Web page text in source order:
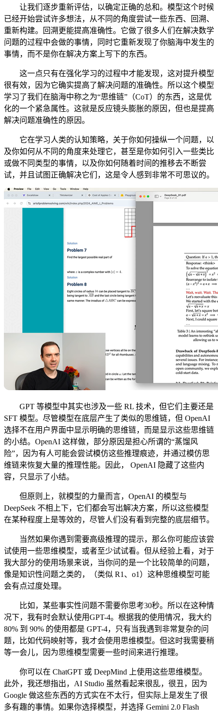
让我们逐步重新评估，以确定正确的总和。模型这个时候
已经开始尝试许多想法，从不同的角度尝试一些东西、回溯、
重新构建。回溯更能提高准确性。它做了很多人们在解决数学
问题的过程中会做的事情，同时它重新发现了你脑海中发生的
事情，而不是你在解决方案上写下的东西。
这一点只有在强化学习的过程中才能发现，这对提升模型
很有效，因为它确实提高了解决问题的准确性。所以这个模型
学习了我们在脑海中称之为“思维链”（CoT）的东西，这是优
化的一个紧急属性。这就是反应镜头膨胀的原因，但也是提高
解决问题准确性的原因。
它在学习人类的认知策略，关于你如何操纵一个问题，以
及你如何从不同的角度来处理它，甚至是你如何引入一些类比
或做不同类型的事情，以及你如何随着时间的推移去不断尝
试，并且试图正确解决它们，这是令人感到非常不可思议的。
GPT 等模型中其实也涉及一些 RL 技术，但它们主要还是
SFT 模型。尽管模型在底层产生了类似的思维链，但 OpenAI
选择不在用户界面中显示明确的思维链，而是显示这些思维链
的小结。OpenAI 这样做，部分原因是担心所谓的“蒸馏风
险”，因为有人可能会尝试模仿这些推理痕迹，并通过模仿思
维链来恢复大量的推理性能。因此， OpenAI 隐藏了这些内
容，只显示了小结。
但原则上，就模型的力量而言，OpenAI 的模型与
DeepSeek 不相上下，它们都会写出解决方案，所以这些模型
在某种程度上是等效的，尽管人们没有看到完整的底层细节。
当然如果你遇到需要高级推理的提示，那么你可能应该尝
试使用一些思维模型，或者至少试试看。但从经验上看，对于
我大部分的使用场景来说，当你问的是一个比较简单的问题，
像是知识性问题之类的，（类似 R1、o1）这种思维模型可能
会有点过度处理。
比如，某些事实性问题不需要你思考30秒。所以在这种情
况下，我有时会默认使用GPT-4。根据我的使用情况，我大约
80% 到 90% 的使用都是 GPT-4，只有当我遇到非常复杂的问
题，比如代码映射等，我才会使用思维模型。但这时我需要稍
等一会儿，因为思维模型需要一些时间来进行推理。
你可以在 ChatGPT 或 DeepMind 上使用这些思维模型。
此外，我还想指出，AI Studio 虽然看起来很乱，很丑，因为
Google 做这些东西的方式实在不太行，但实际上是发生了很
多有趣的事情。如果你选择模型，并选择 Gemini 2.0 Flash